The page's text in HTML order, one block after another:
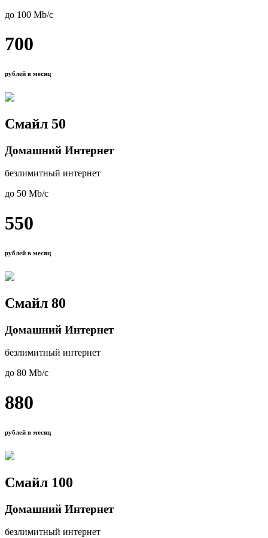
до 100 Mb/с
700
рублей в месяц
Смайл 50
Домашний Интернет
безлимитный интернет
до 50 Mb/с
550
рублей в месяц
Смайл 80
Домашний Интернет
безлимитный интернет
до 80 Mb/с
880
рублей в месяц
Смайл 100
Домашний Интернет
безлимитный интернет